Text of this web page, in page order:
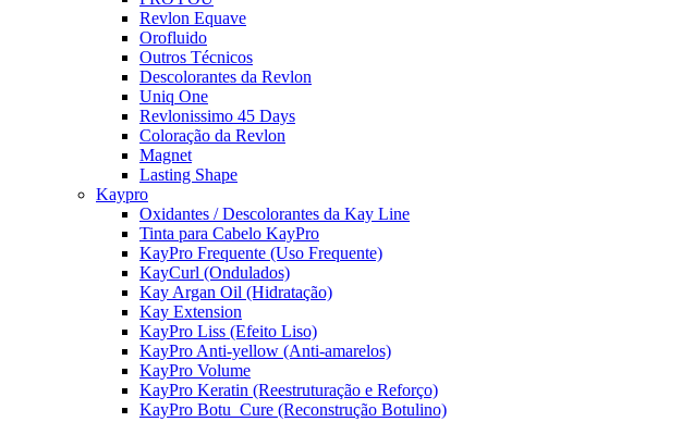
Revlon Equave
Orofluido
Outros Técnicos
Descolorantes da Revlon
Uniq One
Revlonissimo 45 Days
Coloração da Revlon
Magnet
Lasting Shape
Kaypro
Oxidantes / Descolorantes da Kay Line
Tinta para Cabelo KayPro
KayPro Frequente (Uso Frequente)
KayCurl (Ondulados)
Kay Argan Oil (Hidratação)
Kay Extension
KayPro Liss (Efeito Liso)
KayPro Anti-yellow (Anti-amarelos)
KayPro Volume
KayPro Keratin (Reestruturação e Reforço)
KayPro Botu_Cure (Reconstrução Botulino)